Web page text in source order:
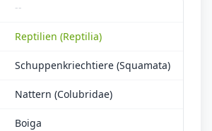
--
Reptilien (Reptilia)
Schuppenkriechtiere (Squamata)
Nattern (Colubridae)
Boiga